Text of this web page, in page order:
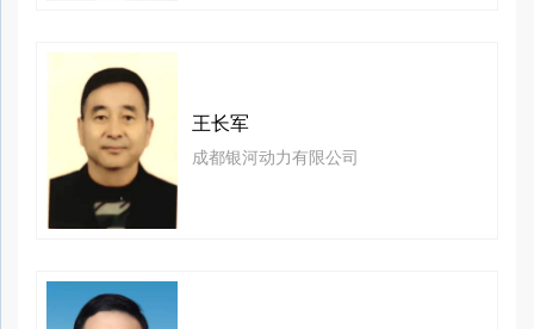
王长军
成都银河动力有限公司